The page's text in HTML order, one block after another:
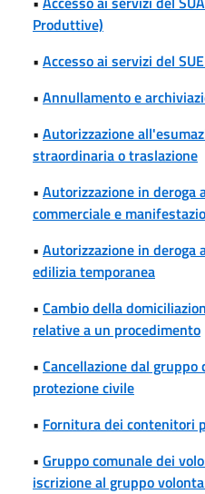
Produttive)
• Accesso ai servizi del
• Annullamento e
• Autorizzazione
straordinaria o traslazione
• Autorizzazione in
commerciale e
• Autorizzazione in
edilizia temporanea
• Cambio della
relative a un procedimento
• Cancellazione dal
protezione civile
• Fornitura dei contenitori
• Gruppo comunale dei
iscrizione al gruppo